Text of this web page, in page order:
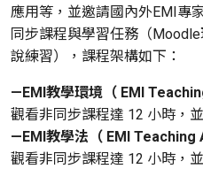
應用等，並邀請國內外EMI專
同步課程與學習任務（
說練習），課程架構如下：
—EMI教學環境（ EMI
觀看非同步課程達 12 小時，
—EMI教學法（ EMI Teaching
觀看非同步課程達 12 小時，